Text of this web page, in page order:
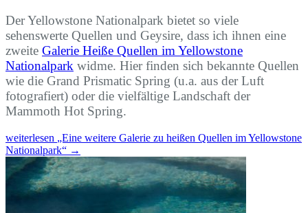
Der Yellowstone Nationalpark bietet so viele
sehenswerte Quellen und Geysire, dass ich ihnen eine
zweite Galerie Heiße Quellen im Yellowstone
Nationalpark widme. Hier finden sich bekannte Quellen
wie die Grand Prismatic Spring (u.a. aus der Luft
fotografiert) oder die vielfältige Landschaft der
Mammoth Hot Spring.
weiterlesen „Eine weitere Galerie zu heißen Quellen im Yellowstone
Nationalpark“ →